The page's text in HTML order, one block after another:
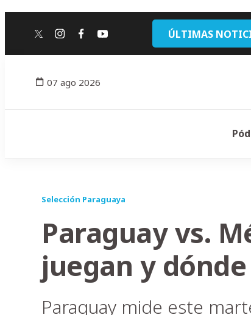
twitterinstagram
facebook
youtube ÚLTIMAS
07 ago 2026
Selección Paraguaya
Paraguay vs.
juegan y
Paraguay mide este